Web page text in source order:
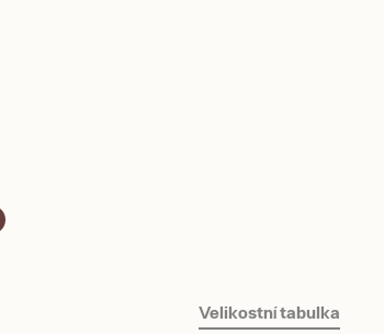
Velikostní tabulka